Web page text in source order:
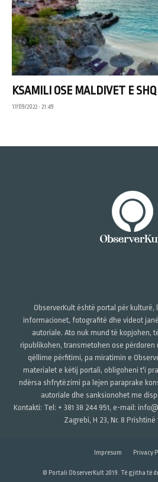
KSAMILI OSE MALDIVET E
17/09/2022 • 21:49
ObserverKult është portal për kulturë,
informacionet, fotografitë dhe videot
autoriale. Ato nuk mund të kopjohen,
ripublikohen, transmetohen ose
qëllime përfitimi, pa miratimin e
materialet e këtij portali, obligoheni t'i
ndërsa shfrytëzimi pa lejen paraprake
autoriale dhe sanksionohet me
Kontakti: Tel: + 381 38 244 951, e-mail:
Zagrebi, H 23, Nr. 8 Prishtinë
Impresum Privacy
© Portali ObserverKult 2019. Të gjitha të